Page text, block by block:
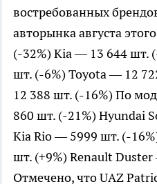
востребованных
авторынка августа
(-32%) Kia — 13 644 шт.
шт. (-6%) Toyota — 12
12 388 шт. (-16%) По
860 шт. (-21%) Hyundai
Kia Rio — 5999 шт. (-
шт. (+9%) Renault
Отмечено, что UAZ